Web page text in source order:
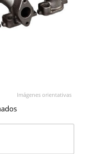
Imágenes orientativas